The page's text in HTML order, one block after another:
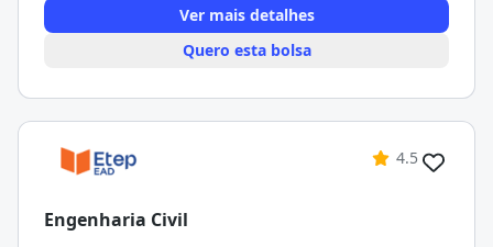
Ver mais detalhes
Quero esta bolsa
4.5
Engenharia Civil